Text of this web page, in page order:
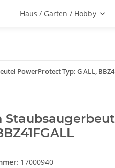
Haus / Garten / Hobby
PowerProtect Typ: G ALL,
17000940